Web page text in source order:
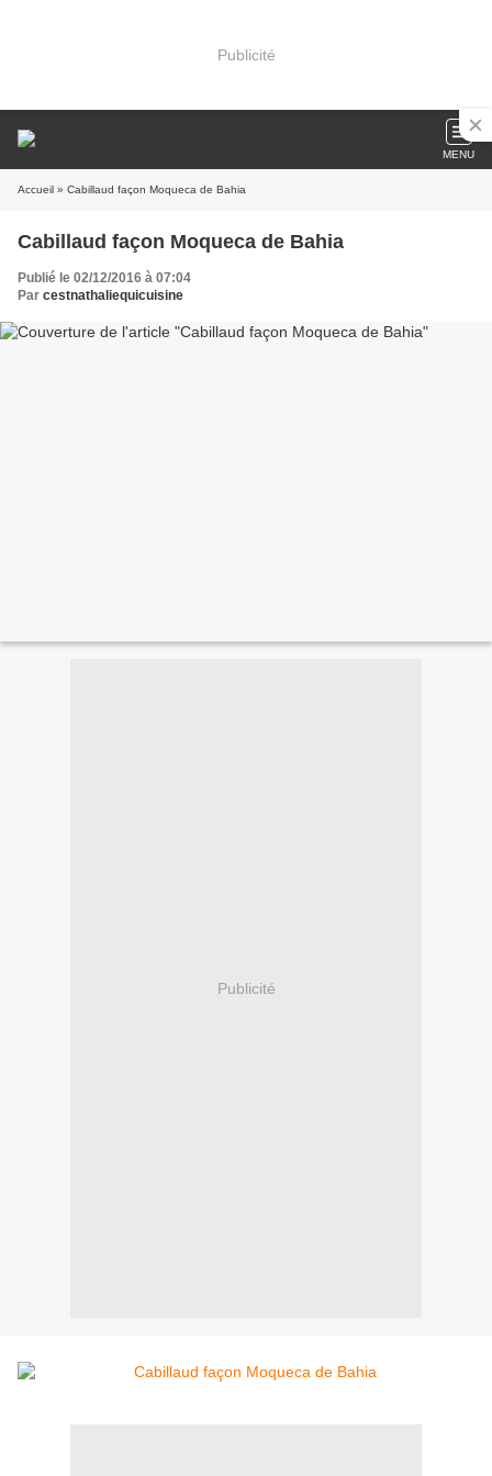
Publicité
MENU
Accueil » Cabillaud façon Moqueca de Bahia
Cabillaud façon Moqueca de Bahia
Publié le 02/12/2016 à 07:04
Par cestnathaliequicuisine
Publicité